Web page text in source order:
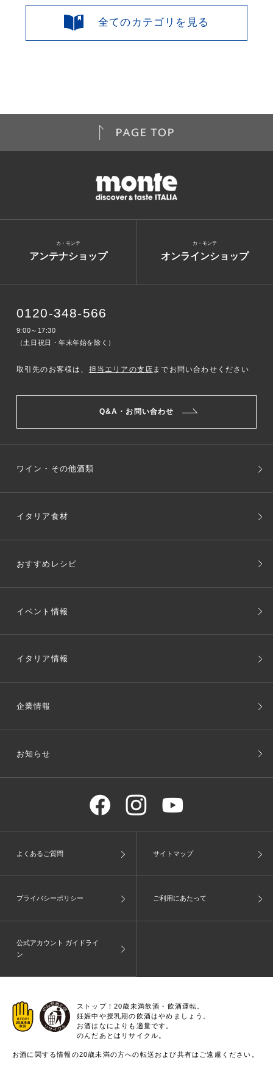
全てのカテゴリを見る
アンテナショップ
カ・モンテ
オンラインショップ
カ・モンテ
0120-348-566
9:00～17:30
（土日祝日・年末年始を除く）
取引先のお客様は、 担当エリアの支店 までお問い合わせください
Q&A・お問い合わせ
ワイン・その他酒類
イタリア食材
おすすめレシピ
イベント情報
イタリア情報
企業情報
お知らせ
よくあるご質問 サイトマップ
プライバシーポリシー ご利用にあたって
公式アカウント ガイドライ
ン
ストップ！20歳未満飲酒・飲酒運転。
妊娠中や授乳期の飲酒はやめましょう。
お酒はなによりも適量です。
のんだあとはリサイクル。
お酒に関する情報の20歳未満の方への転送および共有はご遠慮ください。